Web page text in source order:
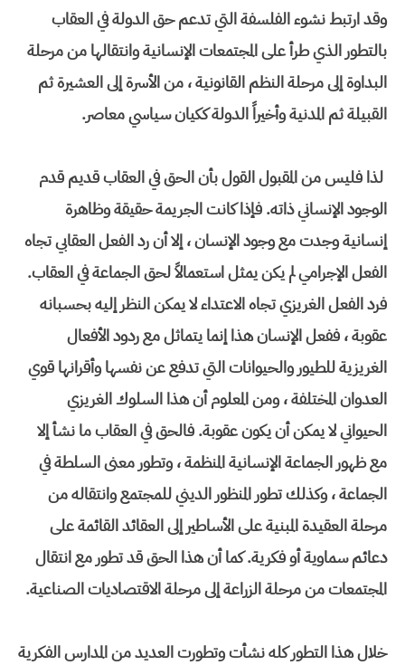
وقد ارتبط نشوء الفلسفة التي تدعم حق الدولة في العقاب
بالتطور الذي طرأ على المجتمعات الإنسانية وانتقالها من مرحلة
البداوة إلى مرحلة النظم القانونية ، من الأسرة إلى العشيرة ثم
القبيلة ثم المدنية وأخيراً الدولة ككيان سياسي معاصر.
لذا فليس من المقبول القول بأن الحق في العقاب قديم قدم
الوجود الإنساني ذاته. فإذا كانت الجريمة حقيقة وظاهرة
إنسانية وجدت مع وجود الإنسان ، إلا أن رد الفعل العقابي تجاه
الفعل الإجرامي لم يكن يمثل استعمالاً لحق الجماعة في العقاب.
فرد الفعل الغريزي تجاه الاعتداء لا يمكن النظر إليه بحسبانه
عقوبة ، ففعل الإنسان هذا إنما يتماثل مع ردود الأفعال
الغريزية للطيور والحيوانات التي تدفع عن نفسها وأقرانها قوي
العدوان المختلفة ، ومن المعلوم أن هذا السلوك الغريزي
الحيواني لا يمكن أن يكون عقوبة. فالحق في العقاب ما نشأ إلا
مع ظهور الجماعة الإنسانية المنظمة ، وتطور معنى السلطة في
الجماعة ، وكذلك تطور المنظور الديني للمجتمع وانتقاله من
مرحلة العقيدة المبنية على الأساطير إلى العقائد القائمة على
دعائم سماوية أو فكرية. كما أن هذا الحق قد تطور مع انتقال
المجتمعات من مرحلة الزراعة إلى مرحلة الاقتصاديات الصناعية.
خلال هذا التطور كله نشأت وتطورت العديد من المدارس الفكرية